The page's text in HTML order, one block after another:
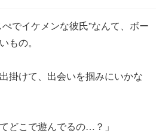
でイケメンな彼氏”なんて、ボー
もの。
掛けて、出会いを掴みにいかな
どこで遊んでるの…？」